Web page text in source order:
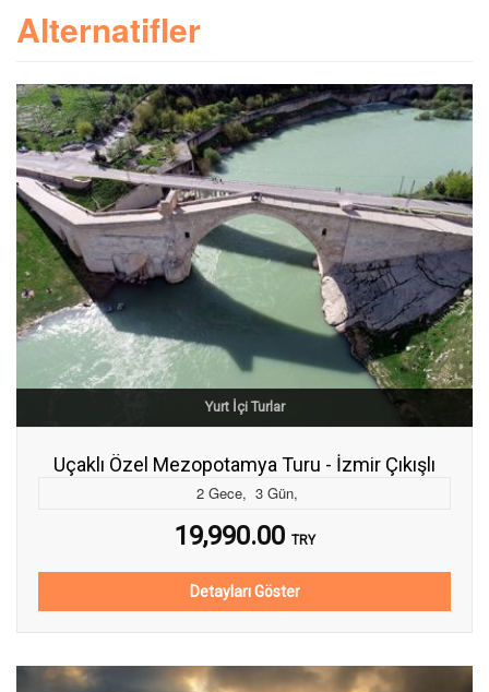
Alternatifler
Yurt İçi Turlar
Uçaklı Özel Mezopotamya Turu - İzmir Çıkışlı
2 Gece, 3 Gün,
19,990.00 TRY
Detayları Göster